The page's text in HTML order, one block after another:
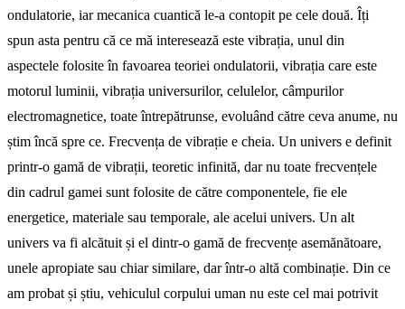
ondulatorie, iar mecanica cuantică le-a contopit pe cele două. Îți
spun asta pentru că ce mă interesează este vibrația, unul din
aspectele folosite în favoarea teoriei ondulatorii, vibrația care este
motorul luminii, vibrația universurilor, celulelor, câmpurilor
electromagnetice, toate întrepătrunse, evoluând către ceva anume, nu
știm încă spre ce. Frecvența de vibrație e cheia. Un univers e definit
printr-o gamă de vibrații, teoretic infinită, dar nu toate frecvențele
din cadrul gamei sunt folosite de către componentele, fie ele
energetice, materiale sau temporale, ale acelui univers. Un alt
univers va fi alcătuit și el dintr-o gamă de frecvențe asemănătoare,
unele apropiate sau chiar similare, dar într-o altă combinație. Din ce
am probat și știu, vehiculul corpului uman nu este cel mai potrivit